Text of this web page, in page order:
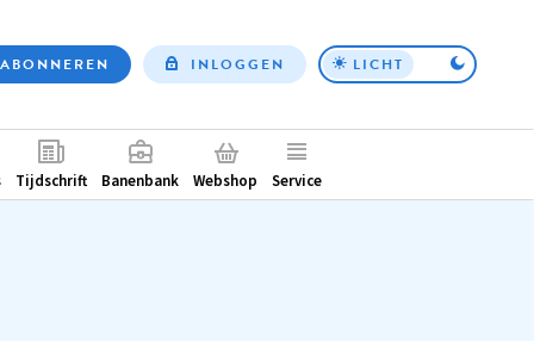
Top
ABONNEREN INLOGGEN LICHT
Tijdschrift Banenbank Webshop Service